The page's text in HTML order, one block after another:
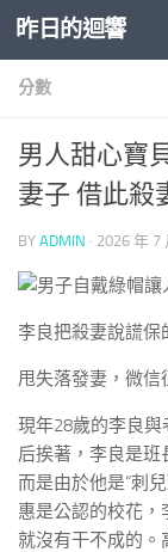
Skip to content
昨日的迴響
分數
男人甜心寶
妻子 借此殺
BY ADMIN · 2026 年 7
李良把殺妻說謊保
甩失落發妻，微信
現年28歲的李良與
后挨著，李良是
而是由於他是“刺
惠是公認的校花，
就沒有干不成的。